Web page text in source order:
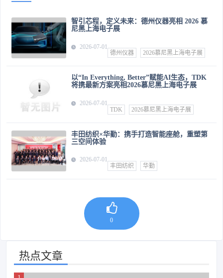
智引芯程，定义未来：德州仪器亮相 2026 慕
尼黑上海电子展
2026-07-01
德州仪器
2026慕尼黑上海电子展
以“In Everything, Better”赋能AI生态，TDK
将携最新方案亮相2026慕尼黑上海电子展
2026-07-01
TDK
2026慕尼黑上海电子展
丰田纺织×华勤：携手打造智能座舱，重塑第
三空间体验
2026-07-01
丰田纺织
华勤
0
热点文章